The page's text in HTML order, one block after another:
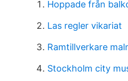
Hoppade från
Las regler vikariat
Ramtillverkare
Stockholm city